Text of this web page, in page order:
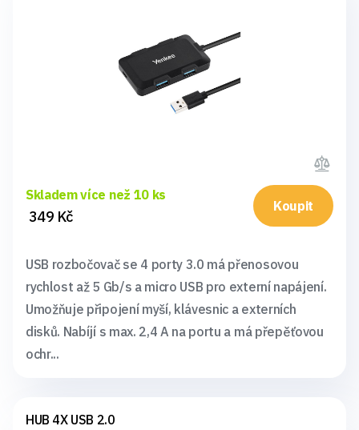
Skladem více než 10 ks
349 Kč
Koupit
USB rozbočovač se 4 porty 3.0 má přenosovou
rychlost až 5 Gb/s a micro USB pro externí napájení.
Umožňuje připojení myší, klávesnic a externích
disků. Nabíjí s max. 2,4 A na portu a má přepěťovou
ochr...
HUB 4X USB 2.0